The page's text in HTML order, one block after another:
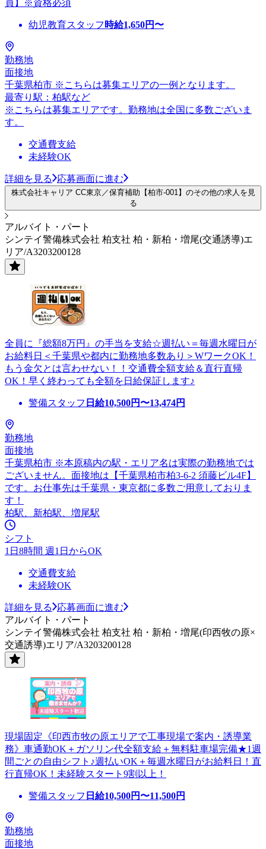
員】※資格必須
幼児教育スタッフ 時給1,650円〜
勤務地
面接地
千葉県柏市 ※こちらは募集エリアの一例となります。
最寄り駅：柏駅など
※こちらは募集エリアです。勤務地は全国に多数ございま
す。
交通費支給
未経験OK
詳細を見る 応募画面に進む
株式会社キャリア CC東京／保育補助【柏市-001】のその他の求人を見
る
アルバイト・パート
シンテイ警備株式会社 柏支社 柏・新柏・増尾(交通誘導)エ
リア/A3203200128
全員に『総額8万円』の手当を支給☆週払い＝毎週水曜日が
お給料日＜千葉県や都内に勤務地多数あり＞WワークOK！
もう金欠とは言わせない！！交通費全額支給＆直行直帰
OK！早く終わっても全額を日給保証します♪
警備スタッフ 日給10,500円〜13,474円
勤務地
面接地
千葉県柏市 ※本原稿内の駅・エリア名は実際の勤務地では
ございません。面接地は【千葉県柏市柏3-6-2 須藤ビル4F】
です。お仕事先は千葉県・東京都に多数ご用意しておりま
す！
柏駅、新柏駅、増尾駅
シフト
1日8時間 週1日からOK
交通費支給
未経験OK
詳細を見る
応募画面に進む
アルバイト・パート
シンテイ警備株式会社 柏支社 柏・新柏・増尾(印西牧の原×
交通誘導)エリア/A3203200128
現場固定《印西市牧の原エリアで工事現場で案内・誘導業
務》車通勤OK＋ガソリン代全額支給＋無料駐車場完備★1週
間ごとの自由シフト♪週払いOK＋毎週水曜日がお給料日！直
行直帰OK！未経験スタート9割以上！
警備スタッフ 日給10,500円〜11,500円
勤務地
面接地